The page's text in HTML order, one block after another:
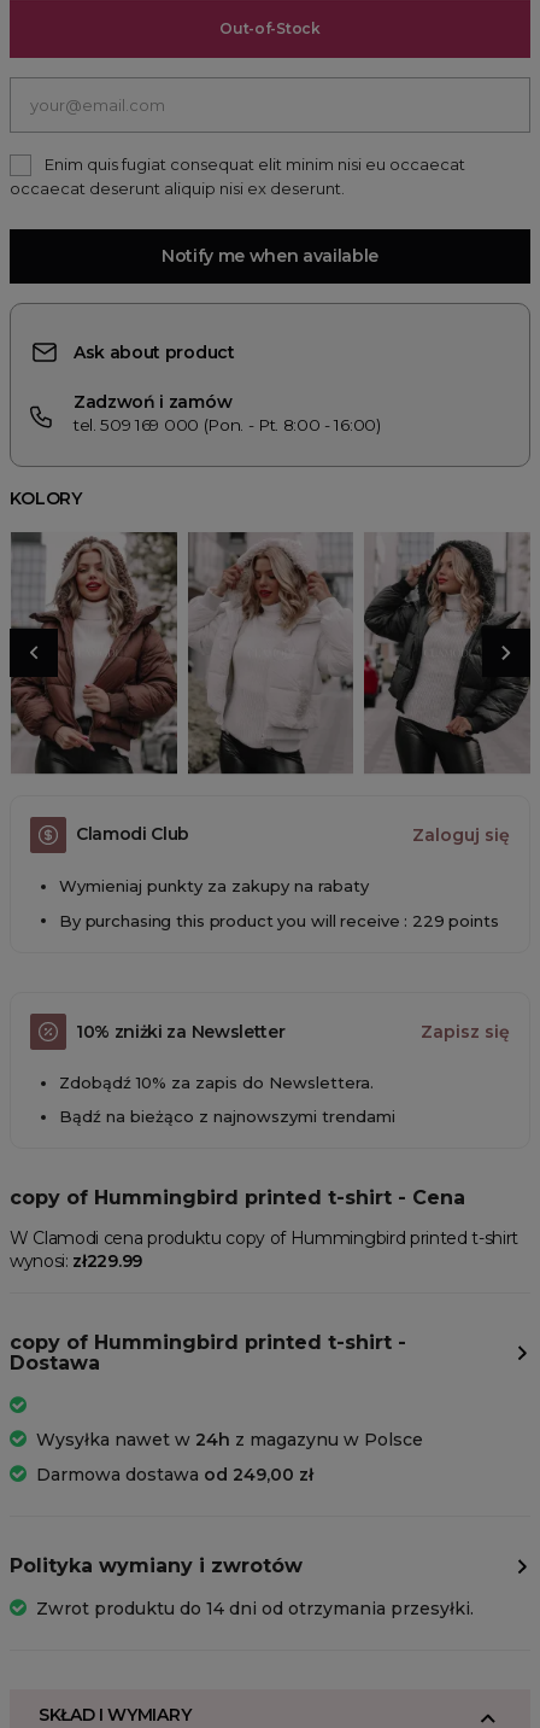
Out-of-Stock
Enim quis fugiat consequat elit minim nisi eu occaecat
occaecat deserunt aliquip nisi ex deserunt.
Notify me when available
Ask about product
Zadzwoń i zamów
tel. 509 169 000 (Pon. - Pt. 8:00 - 16:00)
KOLORY
Clamodi Club Zaloguj się
Wymieniaj punkty za zakupy na rabaty
By purchasing this product you will receive : 229 points
10% zniżki za Newsletter Zapisz się
Zdobądź 10% za zapis do Newslettera.
Bądź na bieżąco z najnowszymi trendami
copy of Hummingbird printed t-shirt - Cena
W Clamodi cena produktu copy of Hummingbird printed t-shirt
wynosi: zł229.99
copy of Hummingbird printed t-shirt -
Dostawa
Wysyłka nawet w 24h z magazynu w Polsce
Darmowa dostawa od 249,00 zł
Polityka wymiany i zwrotów
Zwrot produktu do 14 dni od otrzymania przesyłki.
SKŁAD I WYMIARY